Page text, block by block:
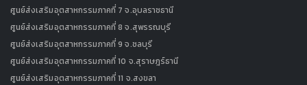
ศูนย์ส่งเสริมอุตสาหกรรมภาคที่ 7 จ.อุบลราชธานี
ศูนย์ส่งเสริมอุตสาหกรรมภาคที่ 8 จ.สุพรรณบุรี
ศูนย์ส่งเสริมอุตสาหกรรมภาคที่ 9 จ.ชลบุรี
ศูนย์ส่งเสริมอุตสาหกรรมภาคที่ 10 จ.สุราษฎร์ธานี
ศูนย์ส่งเสริมอุตสาหกรรมภาคที่ 11 จ.สงขลา